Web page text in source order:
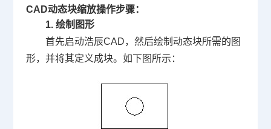
CAD动态块缩放操作步骤：
1. 绘制图形
首先启动浩辰CAD，然后绘制动态块所需的图
形，并将其定义成块。如下图所示：